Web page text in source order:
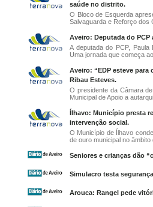
saúde no distrito.
O Bloco de Esquerda
Salvaguarda e Reforço dos
Aveiro: Deputada do
A deputada do PCP,
Uma jornada que começa
Aveiro: “EDP esteve
Ribau Esteves.
O presidente da Câmara
Municipal de Apoio a
Ílhavo: Município presta
intervenção social.
O Município de Ílhavo
de ouro municipal no
Seniores e crianças dão
Simulacro testa
Arouca: Rangel pede